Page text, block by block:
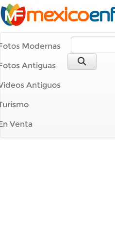
Modernas
Antiguas
Antiguos
Venta